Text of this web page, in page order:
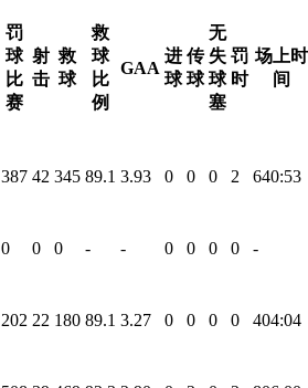
罚
球
比
赛
射
击
救
球
救
球
比
例
GAA
进
球
传
球
无
失
球
塞
罚
时
场上时
间
387 42 345 89.1 3.93 0 0 0 2
640:53
0 0 0 - - 0 0 0 0
-
202 22 180 89.1 3.27 0 0 0 0
404:04